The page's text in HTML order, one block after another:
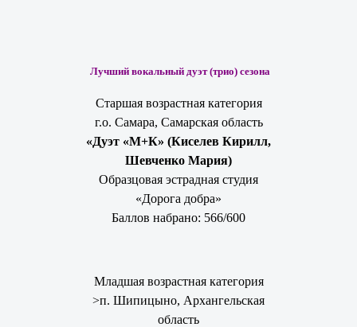
Лучший вокальный дуэт (трио) сезона
Старшая возрастная категория
г.о. Самара, Самарская область
«Дуэт «М+К» (Киселев Кирилл,
Шевченко Мария)
Образцовая эстрадная студия
«Дорога добра»
Баллов набрано: 566/600
Младшая возрастная категория
>п. Шипицыно, Архангельская
область